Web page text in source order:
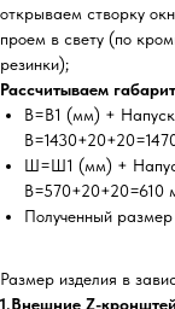
открываем створку
проем в свету (по
резинки);
Рассчитываем
В=В1 (мм) +
Ш=Ш1 (мм) +
В=570+20+20=610
Полученный
Размер изделия в
1.Внешние Z-